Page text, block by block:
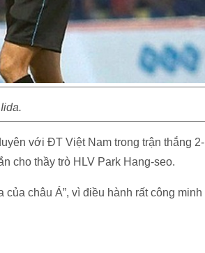
với ĐT Việt Nam trong trận thắng 2-
cho thầy trò HLV Park Hang-seo.
châu Á”, vì điều hành rất công minh